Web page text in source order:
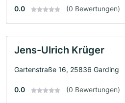
0.0 (0 Bewertungen)
Jens-Ulrich Krüger
Gartenstraße 16, 25836 Garding
0.0 (0 Bewertungen)